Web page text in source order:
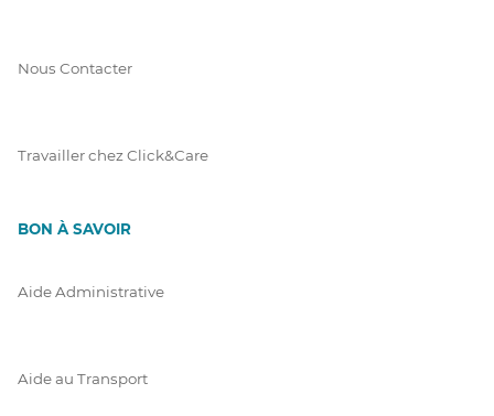
Nous Contacter
Travailler chez Click&Care
BON À SAVOIR
Aide Administrative
Aide au Transport